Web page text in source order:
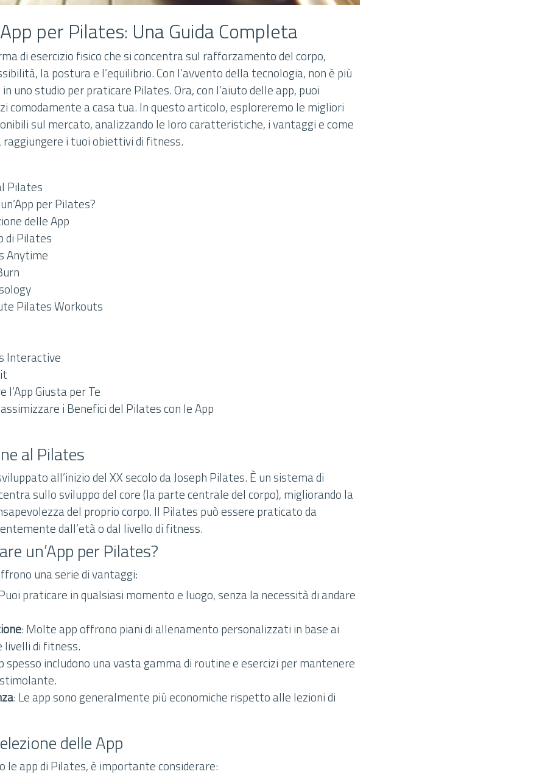
per Pilates: Una Guida Completa
di esercizio fisico che si concentra sul rafforzamento del corpo,
la postura e l’equilibrio. Con l’avvento della tecnologia, non è più
uno studio per praticare Pilates. Ora, con l’aiuto delle app, puoi
comodamente a casa tua. In questo articolo, esploreremo le migliori
sul mercato, analizzando le loro caratteristiche, i vantaggi e come
i tuoi obiettivi di fitness.
Pilates
per Pilates?
delle App
di Pilates
Anytime
Pilates Workouts
Interactive
l’App Giusta per Te
i Benefici del Pilates con le App
al Pilates
all’inizio del XX secolo da Joseph Pilates. È un sistema di
sullo sviluppo del core (la parte centrale del corpo), migliorando la
del proprio corpo. Il Pilates può essere praticato da
dall’età o dal livello di fitness.
un’App per Pilates?
una serie di vantaggi:
praticare in qualsiasi momento e luogo, senza la necessità di andare
: Molte app offrono piani di allenamento personalizzati in base ai
di fitness.
spesso includono una vasta gamma di routine e esercizi per mantenere
: Le app sono generalmente più economiche rispetto alle lezioni di
delle App
le app di Pilates, è importante considerare: